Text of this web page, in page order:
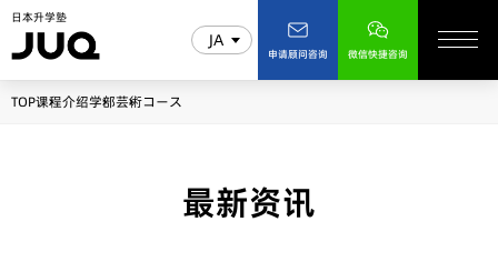
日本升学塾
JA
申请顾问咨询 微信快捷咨询
TOP课程介绍学部芸術コース
最新资讯